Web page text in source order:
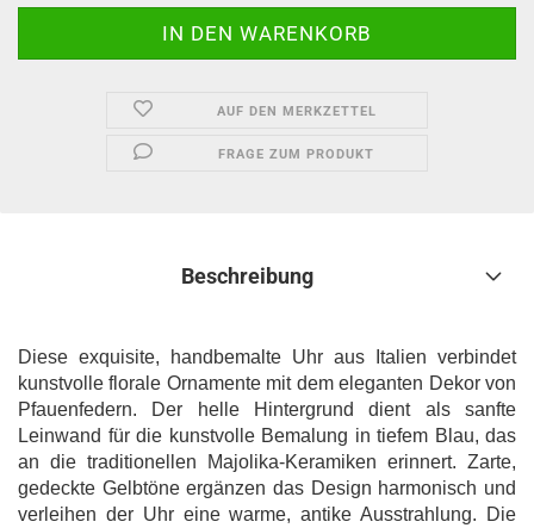
AUF DEN MERKZETTEL
FRAGE ZUM PRODUKT
Beschreibung
Diese exquisite, handbemalte Uhr aus Italien verbindet
kunstvolle florale Ornamente mit dem eleganten Dekor von
Pfauenfedern. Der helle Hintergrund dient als sanfte
Leinwand für die kunstvolle Bemalung in tiefem Blau, das
an die traditionellen Majolika-Keramiken erinnert. Zarte,
gedeckte Gelbtöne ergänzen das Design harmonisch und
verleihen der Uhr eine warme, antike Ausstrahlung. Die